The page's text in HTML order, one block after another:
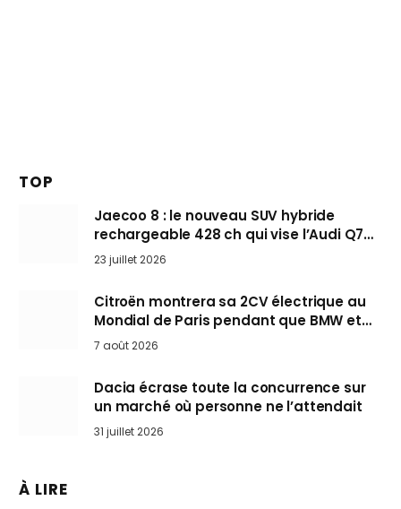
TOP
Jaecoo 8 : le nouveau SUV hybride
rechargeable 428 ch qui vise l’Audi Q7
arrive en Europe cet automne
23 juillet 2026
Citroën montrera sa 2CV électrique au
Mondial de Paris pendant que BMW et
Mini désertent le salon
7 août 2026
Dacia écrase toute la concurrence sur
un marché où personne ne l’attendait
31 juillet 2026
À LIRE